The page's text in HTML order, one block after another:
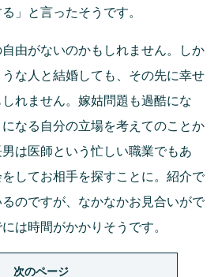
」と言ったそうです。
由がないのかもしれません。しか
な人と結婚しても、その先に幸せ
れません。嫁姑問題も過酷にな
なる自分の立場を考えてのことか
は医師という忙しい職業でもあ
してお相手を探すことに。紹介で
のですが、なかなかお見合いがで
は時間がかかりそうです。
次のページ